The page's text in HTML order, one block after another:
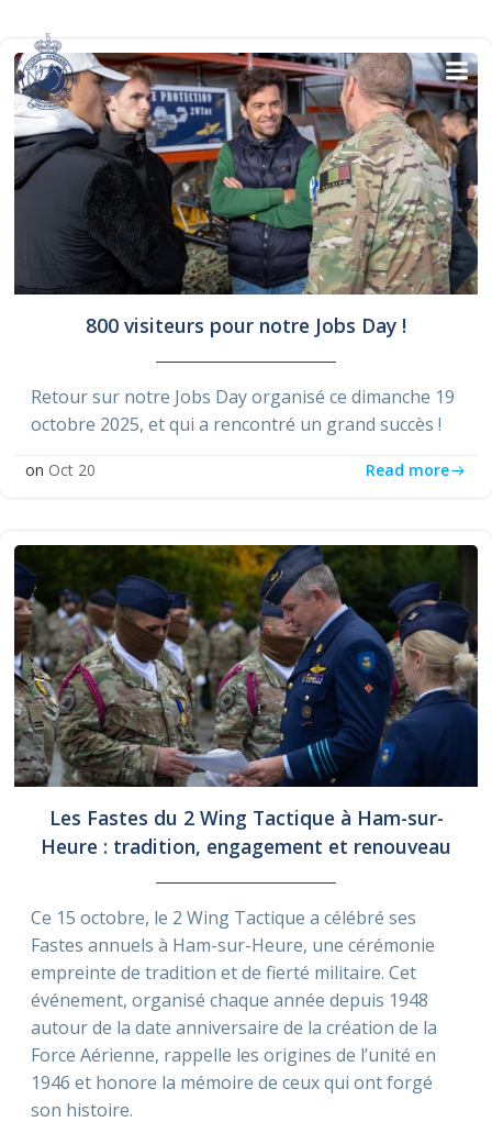
content
800 visiteurs pour notre Jobs Day !
Retour sur notre Jobs Day organisé ce dimanche 19
octobre 2025, et qui a rencontré un grand succès !
on Oct 20 Read more
Les Fastes du 2 Wing Tactique à Ham-sur-
Heure : tradition, engagement et renouveau
Ce 15 octobre, le 2 Wing Tactique a célébré ses
Fastes annuels à Ham-sur-Heure, une cérémonie
empreinte de tradition et de fierté militaire. Cet
événement, organisé chaque année depuis 1948
autour de la date anniversaire de la création de la
Force Aérienne, rappelle les origines de l’unité en
1946 et honore la mémoire de ceux qui ont forgé
son histoire.